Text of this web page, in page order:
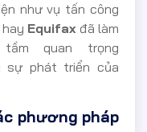
như vụ tấn công
Equifaxđã làm
quan trọng
phát triển của
phương pháp